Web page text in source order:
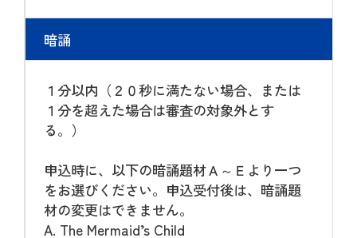
暗誦
１分以内（２０秒に満たない場合、または
１分を超えた場合は審査の対象外とす
る。）
申込時に、以下の暗誦題材Ａ～Ｅより一つ
をお選びください。申込受付後は、暗誦題
材の変更はできません。
A. The Mermaid’s Child